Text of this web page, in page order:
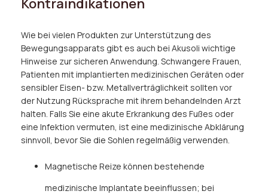
Wie bei vielen Produkten zur Unterstützung des
Bewegungsapparats gibt es auch bei Akusoli wichtige
Hinweise zur sicheren Anwendung. Schwangere Frauen,
Patienten mit implantierten medizinischen Geräten oder
sensibler Eisen- bzw. Metallverträglichkeit sollten vor
der Nutzung Rücksprache mit ihrem behandelnden Arzt
halten. Falls Sie eine akute Erkrankung des Fußes oder
eine Infektion vermuten, ist eine medizinische Abklärung
sinnvoll, bevor Sie die Sohlen regelmäßig verwenden.
Magnetische Reize können bestehende
medizinische Implantate beeinflussen; bei